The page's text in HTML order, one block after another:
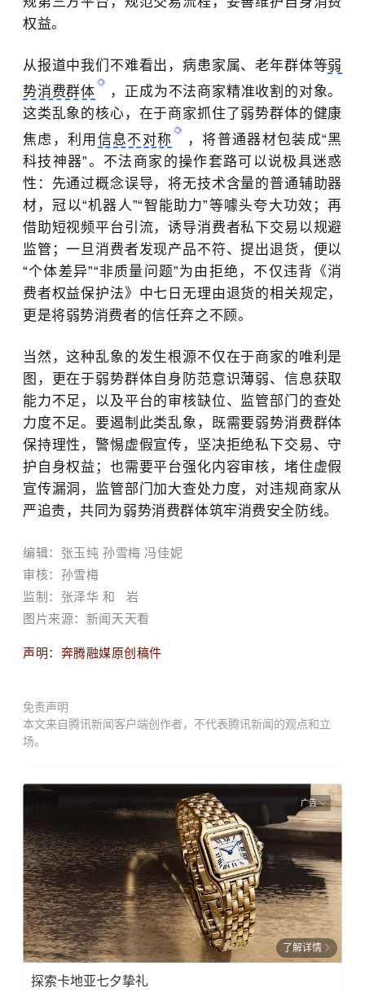
权益。
从报道中我们不难看出，病患家属、老年群体等弱
势消费群体
，正成为不法商家精准收割的对象。
这类乱象的核心，在于商家抓住了弱势群体的健康
焦虑，利用 信息不对称
，将普通器材包装成“黑
科技神器”。不法商家的操作套路可以说极具迷惑
性：先通过概念误导，将无技术含量的普通辅助器
材，冠以“机器人”“智能助力”等噱头夸大功效；再
借助短视频平台引流，诱导消费者私下交易以规避
监管；一旦消费者发现产品不符、提出退货，便以
“个体差异”“非质量问题”为由拒绝，不仅违背《消
费者权益保护法》中七日无理由退货的相关规定，
更是将弱势消费者的信任弃之不顾。
当然，这种乱象的发生根源不仅在于商家的唯利是
图，更在于弱势群体自身防范意识薄弱、信息获取
能力不足，以及平台的审核缺位、监管部门的查处
力度不足。要遏制此类乱象，既需要弱势消费群体
保持理性，警惕虚假宣传，坚决拒绝私下交易、守
护自身权益；也需要平台强化内容审核，堵住虚假
宣传漏洞，监管部门加大查处力度，对违规商家从
严追责，共同为弱势消费群体筑牢消费安全防线。
编辑：张玉纯 孙雪梅 冯佳妮
审核：孙雪梅
监制：张泽华 和 岩
图片来源：新闻天天看
声明：奔腾融媒原创稿件
免责声明
本文来自腾讯新闻客户端创作者，不代表腾讯新闻的观点和立
场。
广告
了解详情
探索卡地亚七夕挚礼